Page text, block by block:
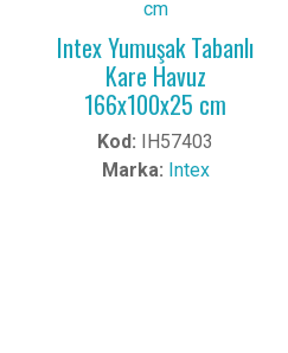
Intex Yumuşak Tabanlı
Kare Havuz
166x100x25 cm
Kod: IH57403
Marka: Intex